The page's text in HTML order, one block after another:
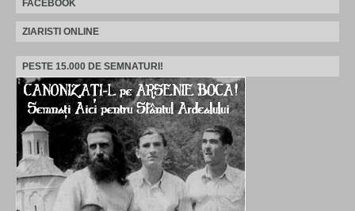
FACEBOOK
ZIARISTI ONLINE
PESTE 15.000 DE SEMNATURI!